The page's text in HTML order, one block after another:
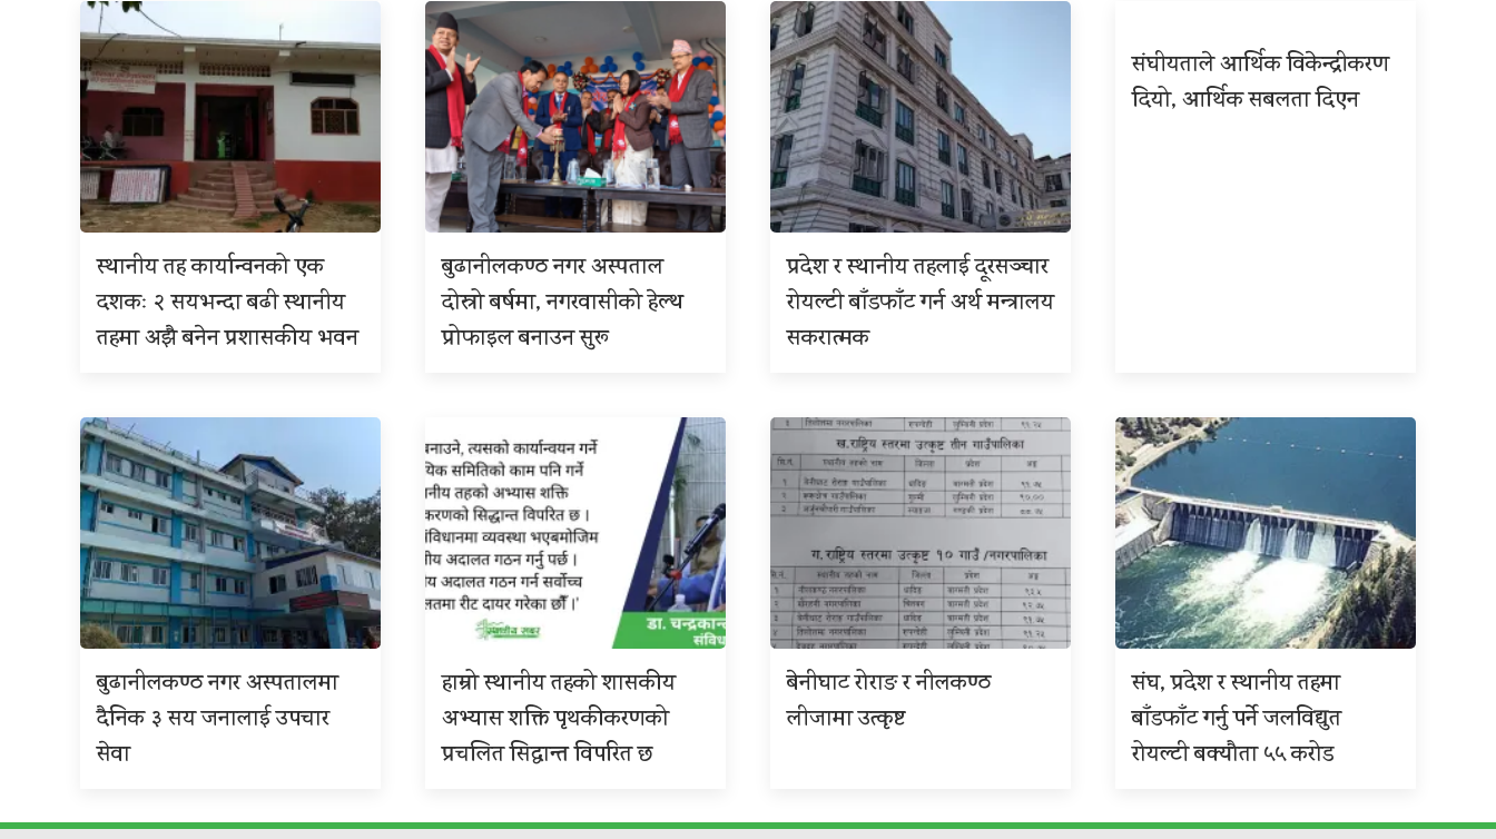
स्थानीय तह कार्यान्वनको एक
दशकः २ सयभन्दा बढी स्थानीय
तहमा अझै बनेन प्रशासकीय भवन
बुढानीलकण्ठ नगर अस्पताल
दोस्रो बर्षमा, नगरवासीको हेल्थ
प्रोफाइल बनाउन सुरू
प्रदेश र स्थानीय तहलाई दूरसञ्चार
रोयल्टी बाँडफाँट गर्न अर्थ मन्त्रालय
सकरात्मक
संघीयताले आर्थिक विकेन्द्रीकरण
दियो, आर्थिक सबलता दिएन
बुढानीलकण्ठ नगर अस्पतालमा
दैनिक ३ सय जनालाई उपचार
सेवा
हाम्रो स्थानीय तहको शासकीय
अभ्यास शक्ति पृथकीकरणको
प्रचलित सिद्धान्त विपरित छ
बेनीघाट रोराङ र नीलकण्ठ
लीजामा उत्कृष्ट
संघ, प्रदेश र स्थानीय तहमा
बाँडफाँट गर्नु पर्ने जलविद्युत
रोयल्टी बक्यौता ५५ करोड